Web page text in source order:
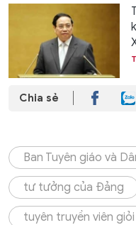
Chia sẻ
Ban Tuyên giáo và
tư tưởng của Đảng
tuyên truyền viên giỏi